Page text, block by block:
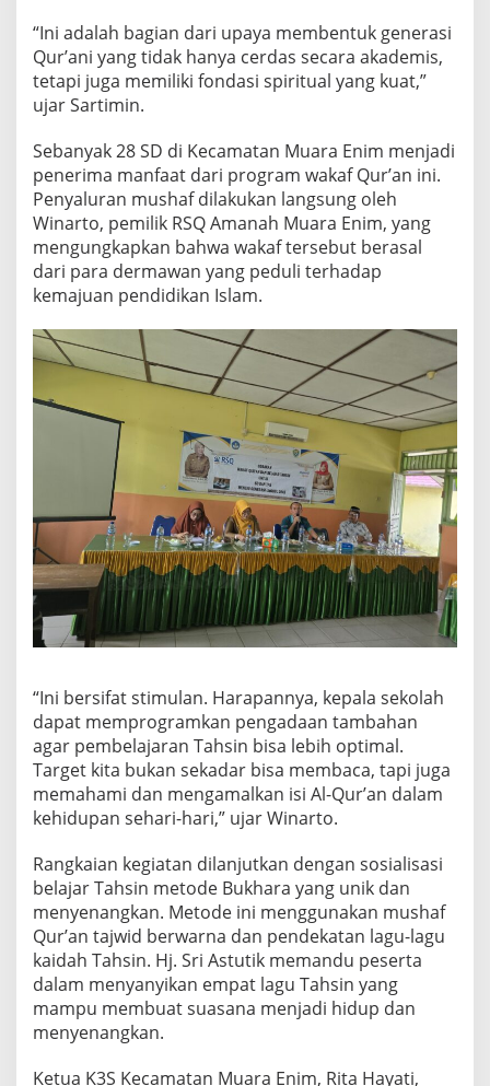
“Ini adalah bagian dari upaya membentuk generasi
Qur’ani yang tidak hanya cerdas secara akademis,
tetapi juga memiliki fondasi spiritual yang kuat,”
ujar Sartimin.
Sebanyak 28 SD di Kecamatan Muara Enim menjadi
penerima manfaat dari program wakaf Qur’an ini.
Penyaluran mushaf dilakukan langsung oleh
Winarto, pemilik RSQ Amanah Muara Enim, yang
mengungkapkan bahwa wakaf tersebut berasal
dari para dermawan yang peduli terhadap
kemajuan pendidikan Islam.
“Ini bersifat stimulan. Harapannya, kepala sekolah
dapat memprogramkan pengadaan tambahan
agar pembelajaran Tahsin bisa lebih optimal.
Target kita bukan sekadar bisa membaca, tapi juga
memahami dan mengamalkan isi Al-Qur’an dalam
kehidupan sehari-hari,” ujar Winarto.
Rangkaian kegiatan dilanjutkan dengan sosialisasi
belajar Tahsin metode Bukhara yang unik dan
menyenangkan. Metode ini menggunakan mushaf
Qur’an tajwid berwarna dan pendekatan lagu-lagu
kaidah Tahsin. Hj. Sri Astutik memandu peserta
dalam menyanyikan empat lagu Tahsin yang
mampu membuat suasana menjadi hidup dan
menyenangkan.
Ketua K3S Kecamatan Muara Enim, Rita Hayati,